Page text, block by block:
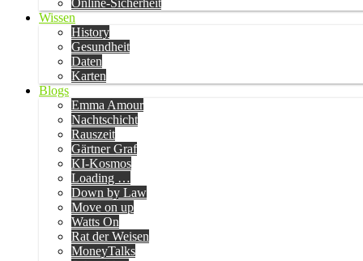
Online-Sicherheit
Wissen
History
Gesundheit
Daten
Karten
Blogs
Emma Amour
Nachtschicht
Rauszeit
Gärtner Graf
KI-Kosmos
Loading …
Down by Law
Move on up
Watts On
Rat der Weisen
MoneyTalks